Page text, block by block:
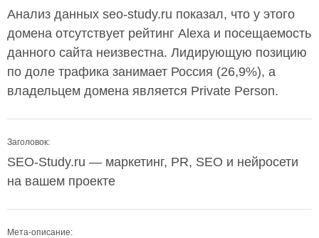
Анализ данных seo-study.ru показал, что у этого
домена отсутствует рейтинг Alexa и посещаемость
данного сайта неизвестна. Лидирующую позицию
по доле трафика занимает Россия (26,9%), а
владельцем домена является Private Person.
Заголовок:
SEO-Study.ru — маркетинг, PR, SEO и нейросети
на вашем проекте
Мета-описание: